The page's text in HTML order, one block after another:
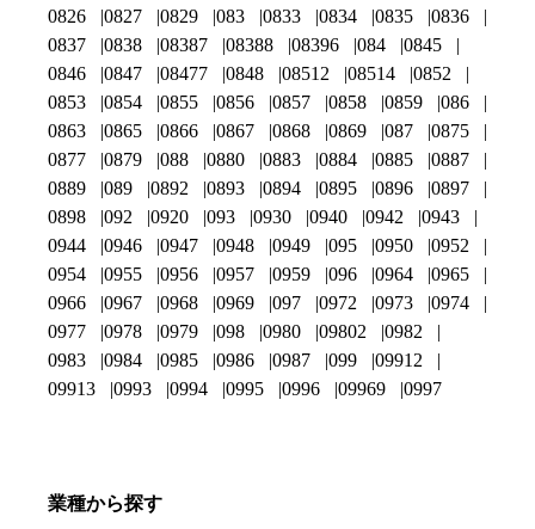
0826
0827 0829 083 0833 0834 0835
0836
0837
0838 08387 08388 08396 084
0845
0846
0847 08477 0848 08512 08514
0852
0853
0854 0855 0856 0857 0858 0859
086
0863
0865 0866 0867 0868 0869 087
0875
0877
0879 088 0880 0883 0884 0885
0887
0889
089 0892 0893 0894 0895 0896
0897
0898
092 0920 093 0930 0940 0942
0943
0944
0946 0947 0948 0949 095 0950
0952
0954
0955 0956 0957 0959 096 0964
0965
0966
0967 0968 0969 097 0972 0973
0974
0977
0978 0979 098 0980 09802
0982
0983
0984 0985 0986 0987 099
09912
09913
0993 0994 0995 0996 09969 0997
業種から探す